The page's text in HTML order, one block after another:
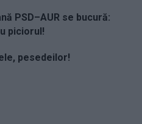
PSD–AUR se bucură:
piciorul!
pesedeilor!